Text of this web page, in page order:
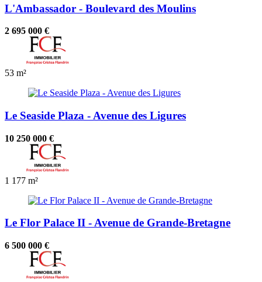
L'Ambassador - Boulevard des Moulins
2 695 000 €
53 m²
Le Seaside Plaza - Avenue des Ligures
10 250 000 €
1 177 m²
Le Flor Palace II - Avenue de Grande-Bretagne
6 500 000 €